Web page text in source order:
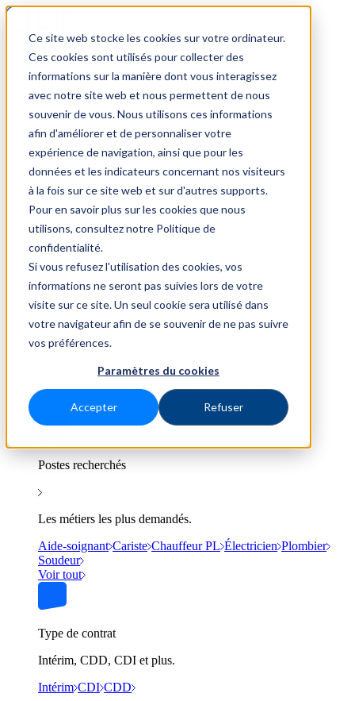
Ce site web stocke les cookies sur votre ordinateur.
Ces cookies sont utilisés pour collecter des
informations sur la manière dont vous interagissez
avec notre site web et nous permettent de nous
souvenir de vous. Nous utilisons ces informations
afin d'améliorer et de personnaliser votre
expérience de navigation, ainsi que pour les
données et les indicateurs concernant nos visiteurs
à la fois sur ce site web et sur d'autres supports.
Pour en savoir plus sur les cookies que nous
utilisons, consultez notre Politique de
confidentialité.
Si vous refusez l'utilisation des cookies, vos
informations ne seront pas suivies lors de votre
visite sur ce site. Un seul cookie sera utilisé dans
votre navigateur afin de se souvenir de ne pas suivre
vos préférences.
Paramètres du cookies
Accepter Refuser
Trouver un emploi
Par secteur
BTP Hôtellerie & Restauration Industrie & Nucléaire
Médical & Santé
Tertiaire & Ingénierie
Logistique
Voir tout
Par ville
Trouvez un emploi près de chez vous.
Bordeaux Lyon Marseille Nantes Paris Toulouse
Voir tout
Postes recherchés
Les métiers les plus demandés.
Aide-soignant Cariste Chauffeur PL Électricien Plombier
Soudeur
Voir tout
Type de contrat
Intérim, CDD, CDI et plus.
Intérim CDI CDD